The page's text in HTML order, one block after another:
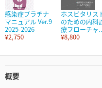
感染症プラチナ
マニュアル Ver.9
2025-2026
¥2,750
ホスピタリス
のための内科
療フローチャ
¥8,800
概要